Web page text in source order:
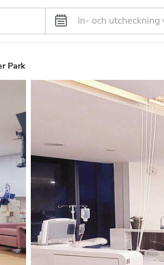
Park